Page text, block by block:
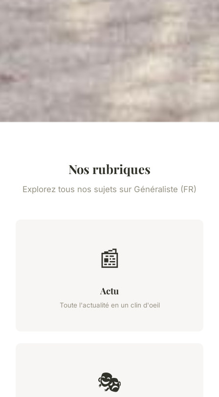
Nos rubriques
Explorez tous nos sujets sur Généraliste (FR)
📰
Actu
Toute l'actualité en un clin d'oeil
🎭